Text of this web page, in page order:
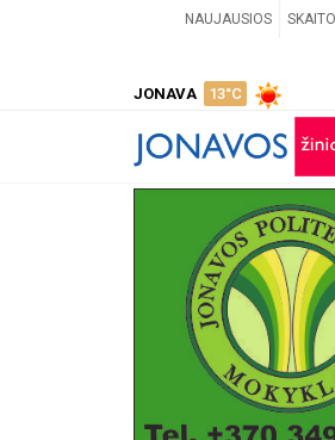
NAUJAUSIOS
JONAVA 13°C